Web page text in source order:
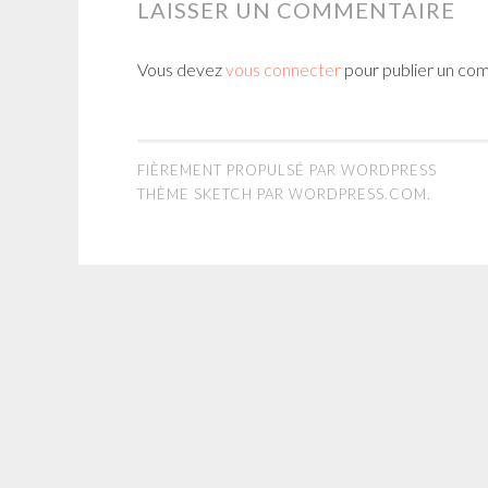
LAISSER UN COMMENTAIRE
Vous devezvous connecter pour publier un
FIÈREMENT PROPULSÉ PAR WORDPRESS
THÈME SKETCH PAR WORDPRESS.COM